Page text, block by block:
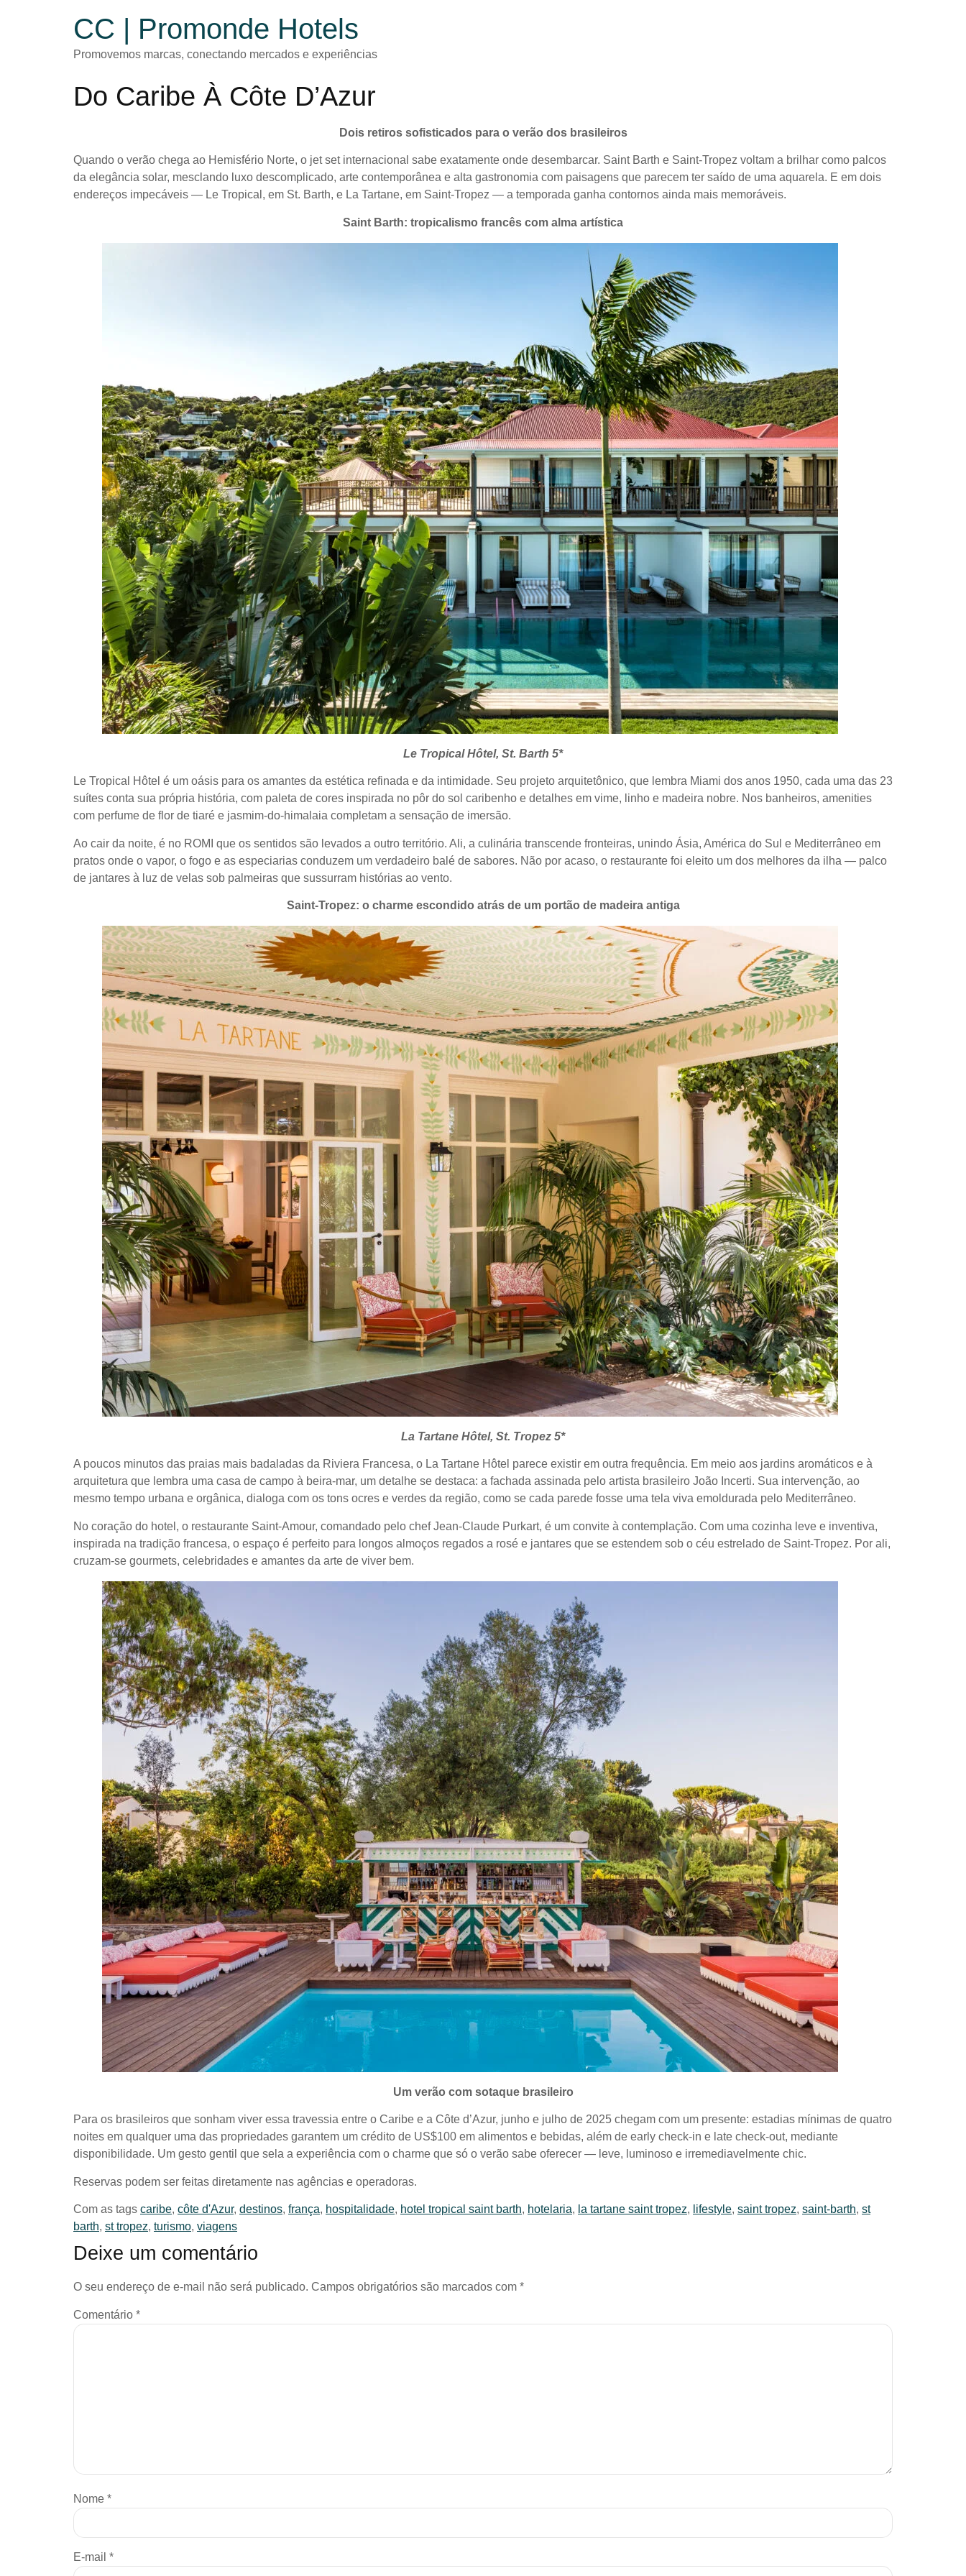
CC | Promonde Hotels
Promovemos marcas, conectando mercados e experiências
Do Caribe À Côte D’Azur
Dois retiros sofisticados para o verão dos brasileiros
Quando o verão chega ao Hemisfério Norte, o jet set internacional sabe exatamente onde desembarcar. Saint Barth e Saint-Tropez voltam a brilhar como palcos
da elegância solar, mesclando luxo descomplicado, arte contemporânea e alta gastronomia com paisagens que parecem ter saído de uma aquarela. E em dois
endereços impecáveis — Le Tropical, em St. Barth, e La Tartane, em Saint-Tropez — a temporada ganha contornos ainda mais memoráveis.
Saint Barth: tropicalismo francês com alma artística
Le Tropical Hôtel, St. Barth 5*
Le Tropical Hôtel é um oásis para os amantes da estética refinada e da intimidade. Seu projeto arquitetônico, que lembra Miami dos anos 1950, cada uma das 23
suítes conta sua própria história, com paleta de cores inspirada no pôr do sol caribenho e detalhes em vime, linho e madeira nobre. Nos banheiros, amenities
com perfume de flor de tiaré e jasmim-do-himalaia completam a sensação de imersão.
Ao cair da noite, é no ROMI que os sentidos são levados a outro território. Ali, a culinária transcende fronteiras, unindo Ásia, América do Sul e Mediterrâneo em
pratos onde o vapor, o fogo e as especiarias conduzem um verdadeiro balé de sabores. Não por acaso, o restaurante foi eleito um dos melhores da ilha — palco
de jantares à luz de velas sob palmeiras que sussurram histórias ao vento.
Saint-Tropez: o charme escondido atrás de um portão de madeira antiga
La Tartane Hôtel, St. Tropez 5*
A poucos minutos das praias mais badaladas da Riviera Francesa, o La Tartane Hôtel parece existir em outra frequência. Em meio aos jardins aromáticos e à
arquitetura que lembra uma casa de campo à beira-mar, um detalhe se destaca: a fachada assinada pelo artista brasileiro João Incerti. Sua intervenção, ao
mesmo tempo urbana e orgânica, dialoga com os tons ocres e verdes da região, como se cada parede fosse uma tela viva emoldurada pelo Mediterrâneo.
No coração do hotel, o restaurante Saint-Amour, comandado pelo chef Jean-Claude Purkart, é um convite à contemplação. Com uma cozinha leve e inventiva,
inspirada na tradição francesa, o espaço é perfeito para longos almoços regados a rosé e jantares que se estendem sob o céu estrelado de Saint-Tropez. Por ali,
cruzam-se gourmets, celebridades e amantes da arte de viver bem.
Um verão com sotaque brasileiro
Para os brasileiros que sonham viver essa travessia entre o Caribe e a Côte d’Azur, junho e julho de 2025 chegam com um presente: estadias mínimas de quatro
noites em qualquer uma das propriedades garantem um crédito de US$100 em alimentos e bebidas, além de early check-in e late check-out, mediante
disponibilidade. Um gesto gentil que sela a experiência com o charme que só o verão sabe oferecer — leve, luminoso e irremediavelmente chic.
Reservas podem ser feitas diretamente nas agências e operadoras.
Com as tags caribe, côte d'Azur, destinos, frança, hospitalidade, hotel tropical saint barth, hotelaria, la tartane saint tropez, lifestyle, saint tropez, saint-barth, st
barth, st tropez, turismo, viagens
Deixe um comentário
O seu endereço de e-mail não será publicado. Campos obrigatórios são marcados com *
Comentário *
Nome *
E-mail *